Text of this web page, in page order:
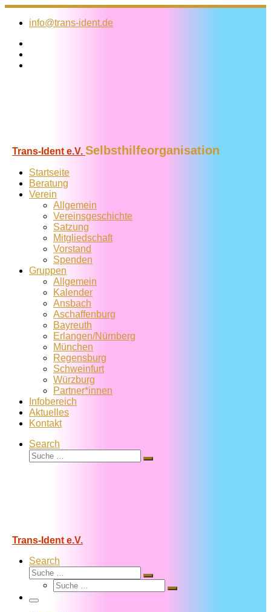
Zum
Inhalt
info@trans-ident.de
Trans-Ident e.V. Selbsthilfeorganisation
Startseite
Beratung
Verein
Allgemein
Vereins­geschichte
Satzung
Mitglied­schaft
Vorstand
Spenden
Gruppen
Allgemein
Kalender
Ansbach
Aschaffenburg
Bayreuth
Erlangen/Nürnberg
München
Regensburg
Schweinfurt
Würzburg
Partner*innen
Infobereich
Aktuelles
Kontakt
Search
Suche
Suche
Trans-Ident e.V.
Search
Suche
Suche
Suche
Suche
Menü